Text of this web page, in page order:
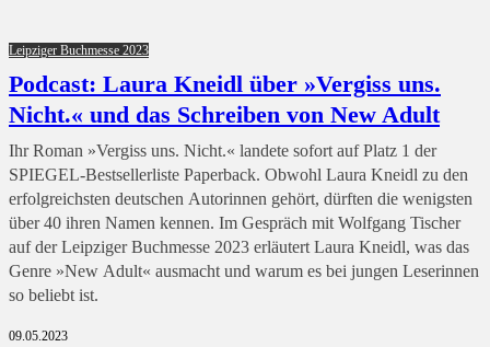
Leipziger Buchmesse 2023
Podcast: Laura Kneidl über »Vergiss uns.
Nicht.« und das Schreiben von New Adult
Ihr Roman »Vergiss uns. Nicht.« landete sofort auf Platz 1 der
SPIEGEL-Bestsellerliste Paperback. Obwohl Laura Kneidl zu den
erfolgreichsten deutschen Autorinnen gehört, dürften die wenigsten
über 40 ihren Namen kennen. Im Gespräch mit Wolfgang Tischer
auf der Leipziger Buchmesse 2023 erläutert Laura Kneidl, was das
Genre »New Adult« ausmacht und warum es bei jungen Leserinnen
so beliebt ist.
09.05.2023